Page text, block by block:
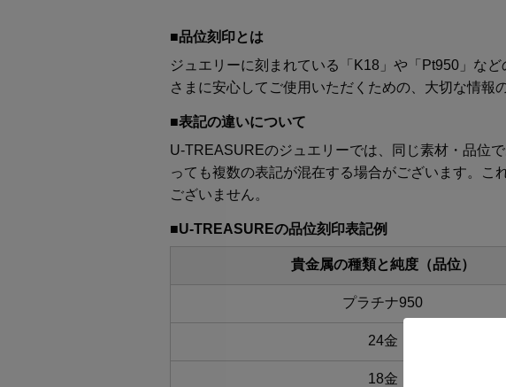
■品位刻印とは
ジュエリーに刻まれている「K18」や「Pt950」な
さまに安心してご使用いただくための、大切な情報
■表記の違いについて
U-TREASUREのジュエリーでは、同じ素材・品位
っても複数の表記が混在する場合がございます。
ございません。
■U-TREASUREの品位刻印表記例
貴金属の種類と純度（品位）
プラチナ950
24金
18金